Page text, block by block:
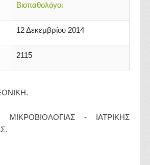
Βιοπαθολόγοι
12 Δεκεμβρίου 2014
2115
ΜΙΚΡΟΒΙΟΛΟΓΙΑΣ - ΙΑΤΡΙΚΗΣ